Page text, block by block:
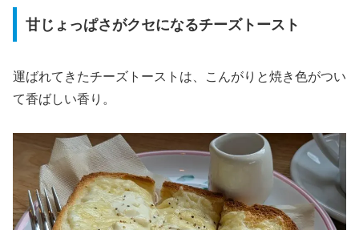
甘じょっぱさがクセになるチーズトースト
運ばれてきたチーズトーストは、こんがりと焼き色がつい
て香ばしい香り。